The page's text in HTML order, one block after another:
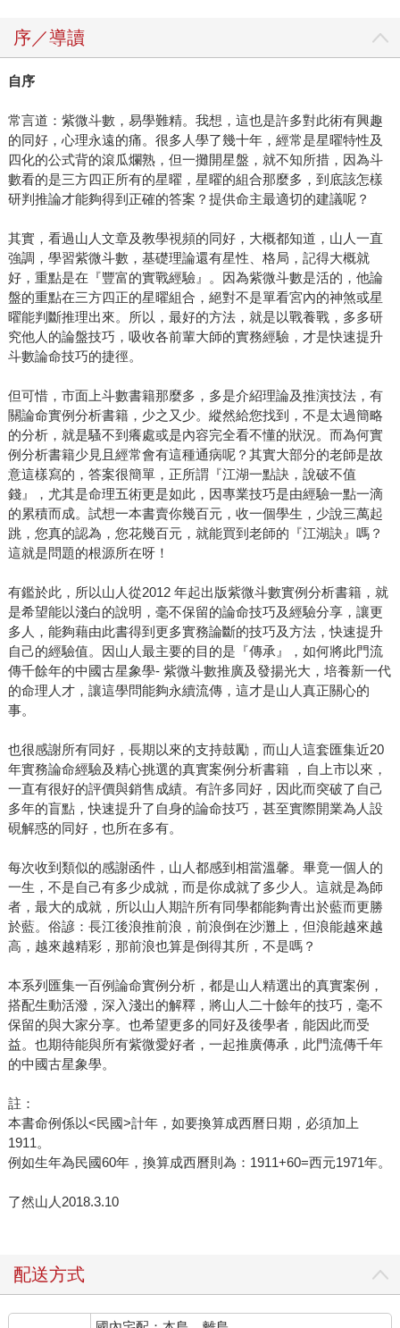
序／導讀
自序
常言道：紫微斗數，易學難精。我想，這也是許多對此術有興趣
的同好，心理永遠的痛。很多人學了幾十年，經常是星曜特性及
四化的公式背的滾瓜爛熟，但一攤開星盤，就不知所措，因為斗
數看的是三方四正所有的星曜，星曜的組合那麼多，到底該怎樣
研判推論才能夠得到正確的答案？提供命主最適切的建議呢？
其實，看過山人文章及教學視頻的同好，大概都知道，山人一直
強調，學習紫微斗數，基礎理論還有星性、格局，記得大概就
好，重點是在『豐富的實戰經驗』。因為紫微斗數是活的，他論
盤的重點在三方四正的星曜組合，絕對不是單看宮內的神煞或星
曜能判斷推理出來。所以，最好的方法，就是以戰養戰，多多研
究他人的論盤技巧，吸收各前輩大師的實務經驗，才是快速提升
斗數論命技巧的捷徑。
但可惜，市面上斗數書籍那麼多，多是介紹理論及推演技法，有
關論命實例分析書籍，少之又少。縱然給您找到，不是太過簡略
的分析，就是騷不到癢處或是內容完全看不懂的狀況。而為何實
例分析書籍少見且經常會有這種通病呢？其實大部分的老師是故
意這樣寫的，答案很簡單，正所謂『江湖一點訣，說破不值
錢』，尤其是命理五術更是如此，因專業技巧是由經驗一點一滴
的累積而成。試想一本書賣你幾百元，收一個學生，少說三萬起
跳，您真的認為，您花幾百元，就能買到老師的『江湖訣』嗎？
這就是問題的根源所在呀！
有鑑於此，所以山人從2012 年起出版紫微斗數實例分析書籍，就
是希望能以淺白的說明，毫不保留的論命技巧及經驗分享，讓更
多人，能夠藉由此書得到更多實務論斷的技巧及方法，快速提升
自己的經驗值。因山人最主要的目的是『傳承』，如何將此門流
傳千餘年的中國古星象學- 紫微斗數推廣及發揚光大，培養新一代
的命理人才，讓這學問能夠永續流傳，這才是山人真正關心的
事。
也很感謝所有同好，長期以來的支持鼓勵，而山人這套匯集近20
年實務論命經驗及精心挑選的真實案例分析書籍 ，自上市以來，
一直有很好的評價與銷售成績。有許多同好，因此而突破了自己
多年的盲點，快速提升了自身的論命技巧，甚至實際開業為人設
硯解惑的同好，也所在多有。
每次收到類似的感謝函件，山人都感到相當溫馨。畢竟一個人的
一生，不是自己有多少成就，而是你成就了多少人。這就是為師
者，最大的成就，所以山人期許所有同學都能夠青出於藍而更勝
於藍。俗諺：長江後浪推前浪，前浪倒在沙灘上，但浪能越來越
高，越來越精彩，那前浪也算是倒得其所，不是嗎？
本系列匯集一百例論命實例分析，都是山人精選出的真實案例，
搭配生動活潑，深入淺出的解釋，將山人二十餘年的技巧，毫不
保留的與大家分享。也希望更多的同好及後學者，能因此而受
益。也期待能與所有紫微愛好者，一起推廣傳承，此門流傳千年
的中國古星象學。
註：
本書命例係以<民國>計年，如要換算成西曆日期，必須加上
1911。
例如生年為民國60年，換算成西曆則為：1911+60=西元1971年。
了然山人2018.3.10
配送方式